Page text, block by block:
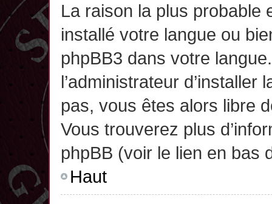
La raison la plus probable
installé votre langue ou
phpBB3 dans votre
l’administrateur d’installer
pas, vous êtes alors libre
Vous trouverez plus
phpBB (voir le lien en bas
Haut